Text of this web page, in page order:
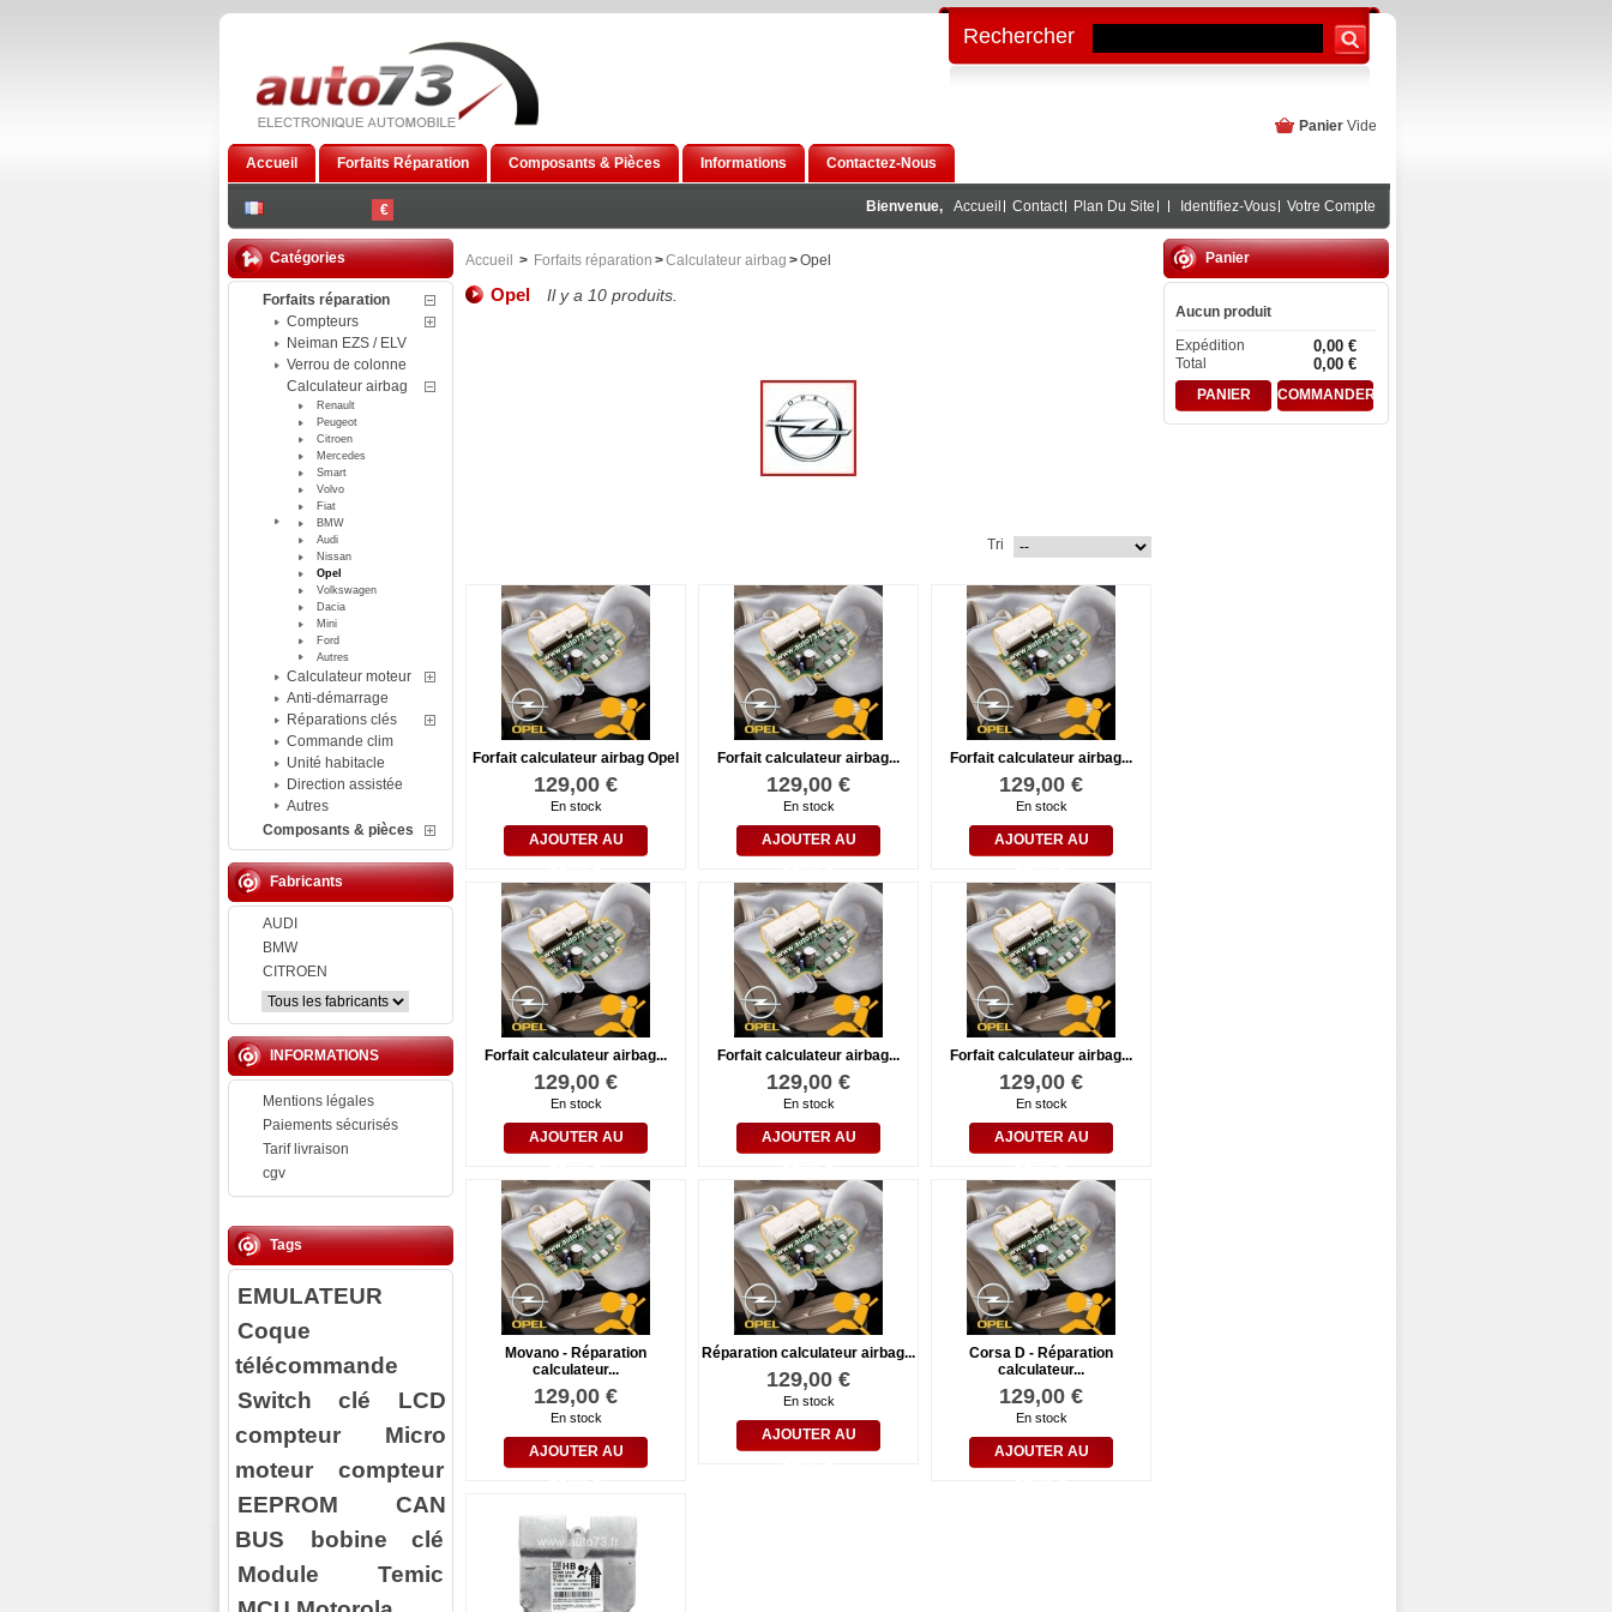
€
Accueil Forfaits Réparation Composants & Pièces Informations Contactez-Nous
Panier Vide
Bienvenue, Accueil Contact Plan Du Site Identifiez-Vous Votre Compte
Rechercher
Catégories
Forfaits réparation
Compteurs
Neiman EZS / ELV
Verrou de colonne
Calculateur airbag
Renault
Peugeot
Citroen
Mercedes
Smart
Volvo
Fiat
BMW
Audi
Nissan
Opel
Volkswagen
Dacia
Mini
Ford
Autres
Calculateur moteur
Anti-démarrage
Réparations clés
Commande clim
Unité habitacle
Direction assistée
Autres
Composants & pièces
Fabricants
AUDI
BMW
CITROEN
INFORMATIONS
Mentions légales
Paiements sécurisés
Tarif livraison
cgv
Tags
EMULATEUR
Coque
télécommande
Switch clé
LCD
compteur
Micro
moteur compteur
EEPROM
CAN
BUS
bobine clé
Module Temic
Accueil > Forfaits réparation >Calculateur airbag >Opel
Opel Il y a 10 produits.
Tri
Forfait calculateur airbag Opel
129,00 €
En stock
AJOUTER AU
Forfait calculateur airbag...
129,00 €
En stock
AJOUTER AU
Forfait calculateur airbag...
129,00 €
En stock
AJOUTER AU
Forfait calculateur airbag...
129,00 €
En stock
AJOUTER AU
Forfait calculateur airbag...
129,00 €
En stock
AJOUTER AU
Forfait calculateur airbag...
129,00 €
En stock
AJOUTER AU
Movano - Réparation
calculateur...
129,00 €
En stock
AJOUTER AU
Réparation calculateur airbag...
129,00 €
En stock
AJOUTER AU
Corsa D - Réparation
calculateur...
129,00 €
En stock
AJOUTER AU
Panier
Aucun produit
Expédition
0,00 €
Total 0,00 €
PANIER COMMANDER